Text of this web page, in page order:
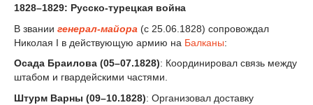
1828–1829: Русско-турецкая война
В звании генерал-майора (с 25.06.1828) сопровождал
Николая I в действующую армию на Балканы:
Осада Браилова (05–07.1828): Координировал связь между
штабом и гвардейскими частями.
Штурм Варны (09–10.1828): Организовал доставку